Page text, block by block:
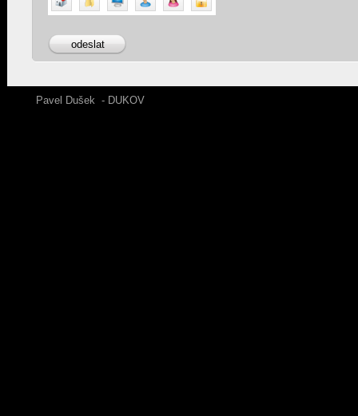
Pavel Dušek - DUKOV